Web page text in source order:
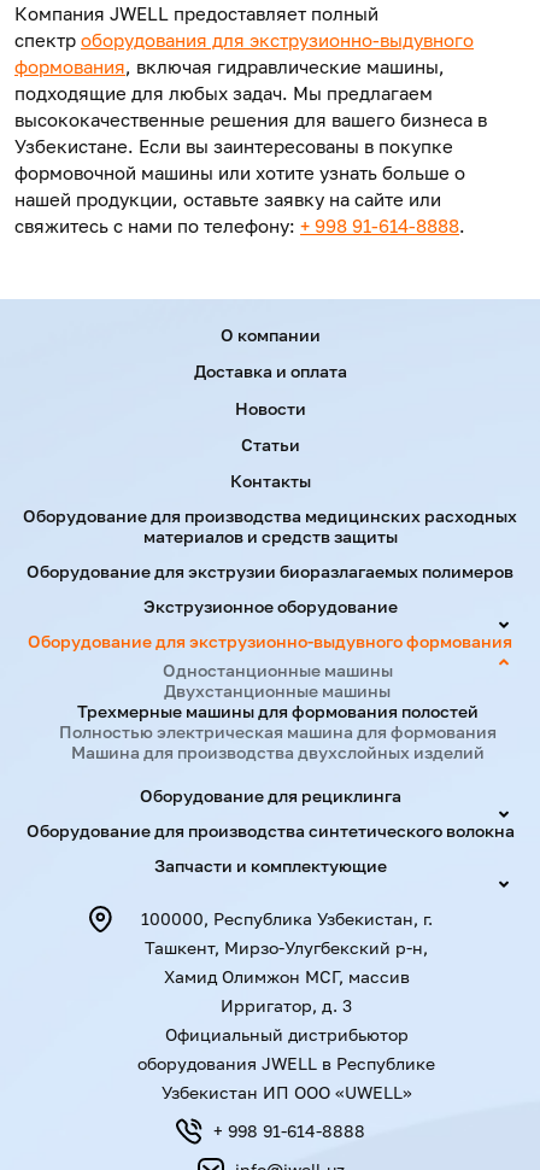
Компания JWELL предоставляет полный
спектр оборудования для экструзионно-выдувного
формования, включая гидравлические машины,
подходящие для любых задач. Мы предлагаем
высококачественные решения для вашего бизнеса в
Узбекистане. Если вы заинтересованы в покупке
формовочной машины или хотите узнать больше о
нашей продукции, оставьте заявку на сайте или
свяжитесь с нами по телефону: + 998 91-614-8888.
Оборудование для производства медицинских расходных
материалов и средств защиты
Оборудование для экструзии биоразлагаемых полимеров
Экструзионное оборудование
Оборудование для экструзионно-выдувного формования
Одностанционные машины
Двухстанционные машины
Трехмерные машины для формования полостей
Полностью электрическая машина для формования
Машина для производства двухслойных изделий
Оборудование для рециклинга
Оборудование для производства синтетического волокна
Запчасти и комплектующие
О компании
Доставка и оплата
Новости
Статьи
Контакты
100000, Республика Узбекистан, г.
Ташкент, Мирзо-Улугбекский р-н,
Хамид Олимжон МСГ, массив
Ирригатор, д. 3
Официальный дистрибьютор
оборудования JWELL в Республике
Узбекистан ИП ООО «UWELL»
+ 998 91-614-8888